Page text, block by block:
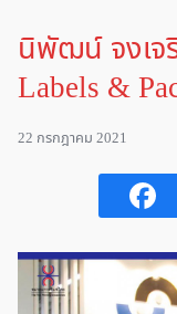
นิพัฒน์ จงเจ
Labels &
22 กรกฎาคม 2021